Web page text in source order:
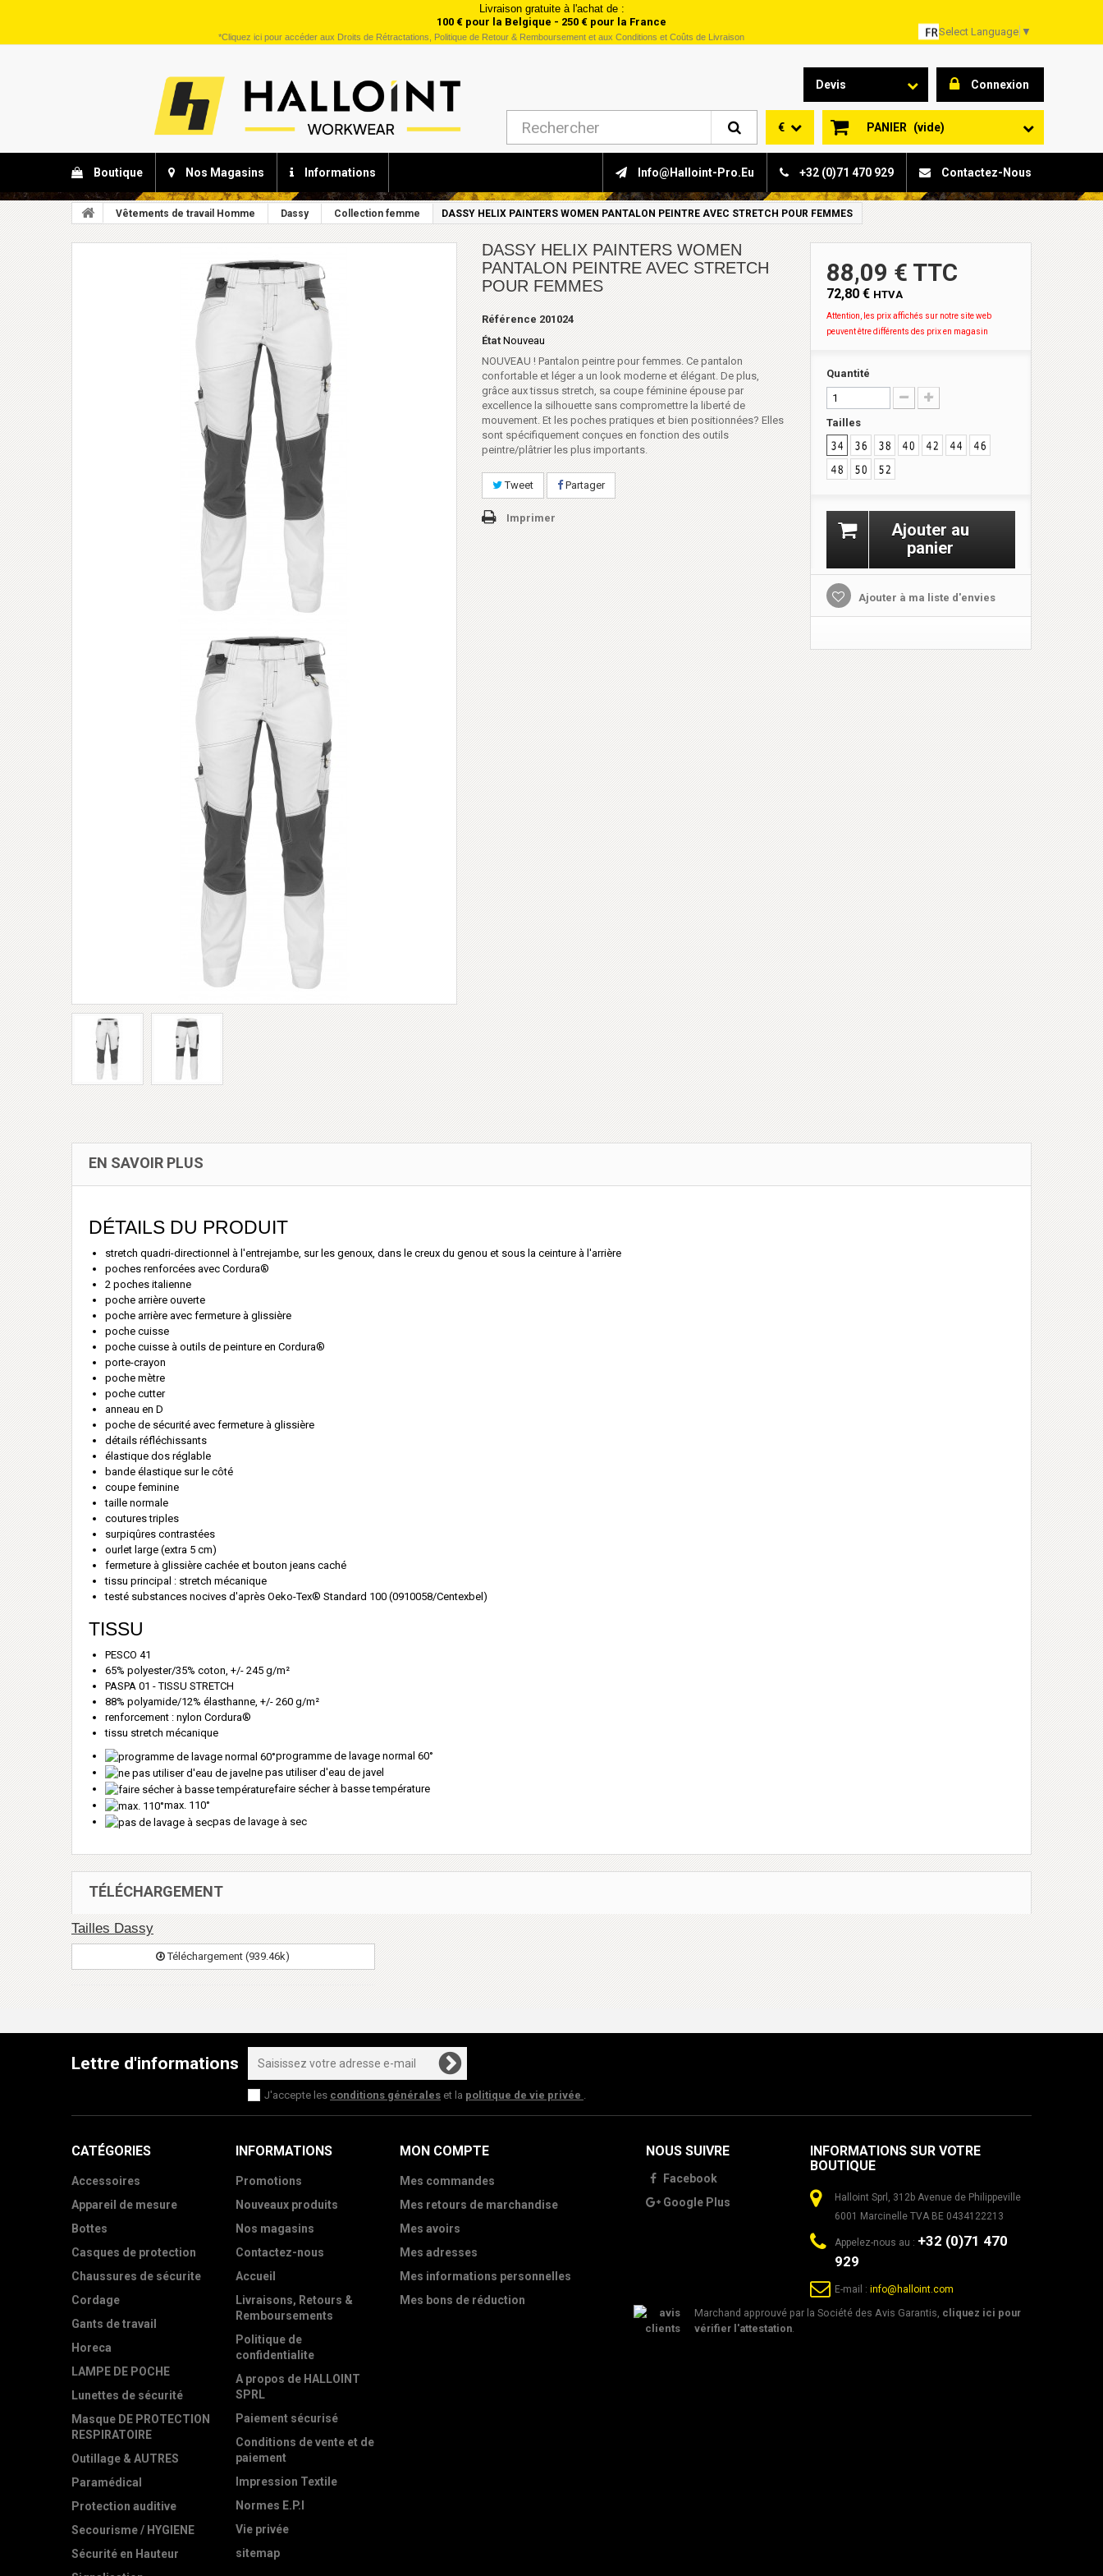
Livraison gratuite à l'achat de :
100 € pour la Belgique - 250 € pour la France
*Cliquez icipour accéder aux Droits de Rétractations, Politique de Retour & Remboursement et aux Conditions et Coûts de Livraison Select Language ▼
Connexion
Devis
PANIER (vide)
€
Boutique Nos Magasins Informations Contactez-Nous
+32 (0)71 470 929
Info@halloint-Pro.eu
Vêtements de travail Homme Dassy Collection femme DASSY HELIX PAINTERS WOMEN PANTALON PEINTRE AVEC STRETCH POUR FEMMES
DASSY HELIX PAINTERS WOMEN
PANTALON PEINTRE AVEC STRETCH
POUR FEMMES
Référence 201024
État Nouveau
NOUVEAU ! Pantalon peintre pour femmes. Ce pantalon
confortable et léger a un look moderne et élégant. De plus,
grâce aux tissus stretch, sa coupe féminine épouse par
excellence la silhouette sans compromettre la liberté de
mouvement. Et les poches pratiques et bien positionnées? Elles
sont spécifiquement conçues en fonction des outils
peintre/plâtrier les plus importants.
Tweet Partager
Imprimer
88,09 € TTC
72,80 € HTVA
Attention, les prix affichés sur notre site web
peuvent être différents des prix en magasin
Quantité
Tailles
Ajouter au
panier
Ajouter à ma liste d'envies
EN SAVOIR PLUS
DÉTAILS DU PRODUIT
stretch quadri-directionnel à l'entrejambe, sur les genoux, dans le creux du genou et sous la ceinture à l'arrière
poches renforcées avec Cordura®
2 poches italienne
poche arrière ouverte
poche arrière avec fermeture à glissière
poche cuisse
poche cuisse à outils de peinture en Cordura®
porte-crayon
poche mètre
poche cutter
anneau en D
poche de sécurité avec fermeture à glissière
détails réfléchissants
élastique dos réglable
bande élastique sur le côté
coupe feminine
taille normale
coutures triples
surpiqûres contrastées
ourlet large (extra 5 cm)
fermeture à glissière cachée et bouton jeans caché
tissu principal : stretch mécanique
testé substances nocives d'après Oeko-Tex® Standard 100 (0910058/Centexbel)
TISSU
PESCO 41
65% polyester/35% coton, +/- 245 g/m²
PASPA 01 - TISSU STRETCH
88% polyamide/12% élasthanne, +/- 260 g/m²
renforcement : nylon Cordura®
tissu stretch mécanique
programme de lavage normal 60°
ne pas utiliser d'eau de javel
faire sécher à basse température
max. 110°
pas de lavage à sec
TÉLÉCHARGEMENT
Tailles Dassy
Téléchargement (939.46k)
Lettre d'informations
J'accepte les conditions générales et la politique de vie privée .
CATÉGORIES
Accessoires
Appareil de mesure
Bottes
Casques de protection
Chaussures de sécurite
Cordage
Gants de travail
Horeca
LAMPE DE POCHE
Lunettes de sécurité
Masque DE PROTECTION
RESPIRATOIRE
Outillage & AUTRES
Paramédical
Protection auditive
Secourisme / HYGIENE
Sécurité en Hauteur
INFORMATIONS
Promotions
Nouveaux produits
Nos magasins
Contactez-nous
Accueil
Livraisons, Retours &
Remboursements
Politique de
confidentialite
A propos de HALLOINT
SPRL
Paiement sécurisé
Conditions de vente et de
paiement
Impression Textile
Normes E.P.I
Vie privée
sitemap
MON COMPTE
Mes commandes
Mes retours de marchandise
Mes avoirs
Mes adresses
Mes informations personnelles
Mes bons de réduction
NOUS SUIVRE
Facebook
Google Plus
INFORMATIONS SUR VOTRE
BOUTIQUE
Halloint Sprl, 312b Avenue de Philippeville
6001 Marcinelle TVA BE 0434122213
Appelez-nous au : +32 (0)71 470
929
E-mail : info@halloint.com
Marchand approuvé par la Société des Avis Garantis, cliquez ici pour
vérifier l'attestation.